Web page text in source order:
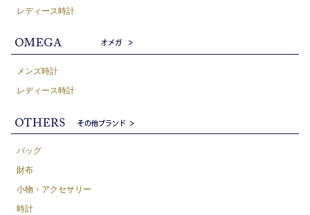
レディース時計
メンズ時計
レディース時計
バッグ
財布
小物・アクセサリー
時計